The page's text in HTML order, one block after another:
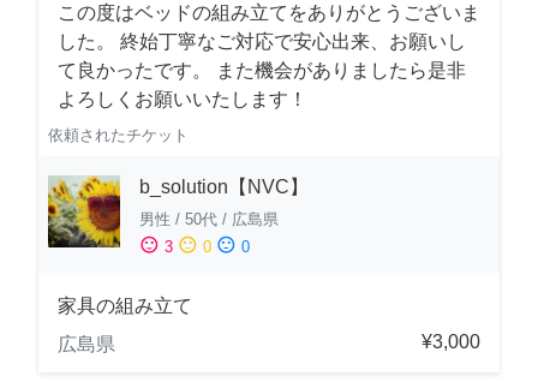
この度はベッドの組み立てをありがとうございま
した。 終始丁寧なご対応で安心出来、お願いし
て良かったです。 また機会がありましたら是非
よろしくお願いいたします！
依頼されたチケット
b_solution【NVC】
男性 / 50代 / 広島県
sentiment_satisfied 3 sentiment_neutral 0 sentiment_dissatisfied 0
家具の組み立て
広島県
¥3,000